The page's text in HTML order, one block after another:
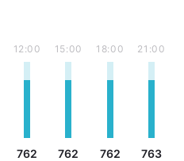
12:00
762
15:00
762
18:00
762
21:00
763